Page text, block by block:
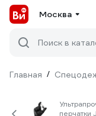
Москва
Поиск в
Главная /
перчатки